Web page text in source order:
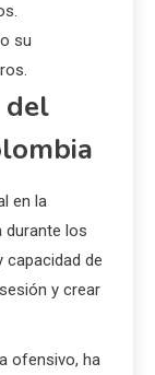
su
del
en la
durante los
capacidad de
y crear
ofensivo, ha